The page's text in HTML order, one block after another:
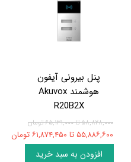
پنل بیرونی آیفون
هوشمند Akuvox
R20B2X
۵۸,۸۲۸,۰۰۰ تا ۶۵,۱۳۱,۰۰۰ تومان
۵۵,۸۸۶,۶۰۰ تا ۶۱,۸۷۴,۴۵۰ تومان
افزودن به سبد خرید